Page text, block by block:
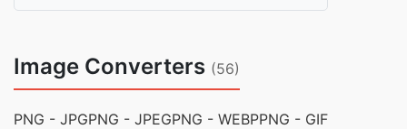
Image Converters (56)
PNG - JPGPNG - JPEGPNG - WEBPPNG - GIF